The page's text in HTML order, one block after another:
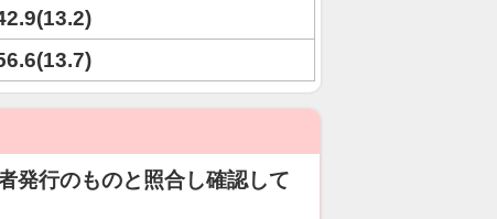
発行のものと照合し確認して